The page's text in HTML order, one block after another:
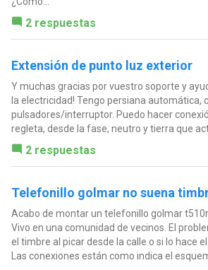
2 respuestas
Extensión de punto luz exterior
Y muchas gracias por vuestro soporte y
la electricidad! Tengo persiana automática,
pulsadores/interruptor. Puedo hacer
regleta, desde la fase, neutro y tierra que
2 respuestas
Telefonillo golmar no suena
Acabo de montar un telefonillo golmar
Vivo en una comunidad de vecinos. El
el timbre al picar desde la calle o si lo hace
Las conexiones están como indica el